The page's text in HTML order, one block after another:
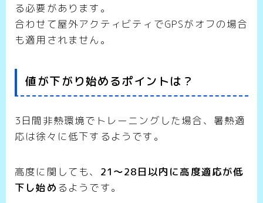
る必要があります。
合わせて屋外アクティビティでGPSがオフの場合
も適用されません。
値が下がり始めるポイントは？
3日間非熱環境でトレーニングした場合、暑熱適
応は徐々に低下するようです。
高度に関しても、 21〜28日以内に高度適応が低
下し始め るようです。